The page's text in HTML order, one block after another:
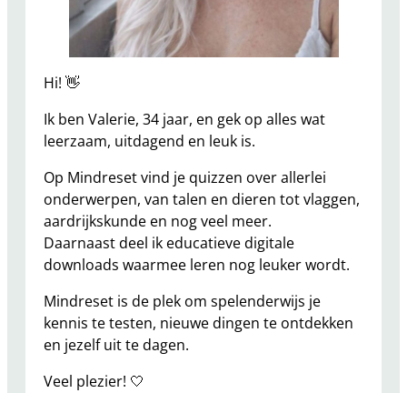
Hi! 👋
Ik ben Valerie, 34 jaar, en gek op alles wat
leerzaam, uitdagend en leuk is.
Op Mindreset vind je quizzen over allerlei
onderwerpen, van talen en dieren tot vlaggen,
aardrijkskunde en nog veel meer.
Daarnaast deel ik educatieve digitale
downloads waarmee leren nog leuker wordt.
Mindreset is de plek om spelenderwijs je
kennis te testen, nieuwe dingen te ontdekken
en jezelf uit te dagen.
Veel plezier! 🤍